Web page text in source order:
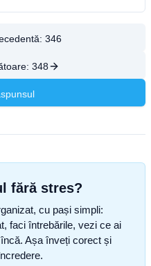
346
348
fără stres?
cu pași simpli:
faci întrebările, vezi ce ai
Așa înveți corect și